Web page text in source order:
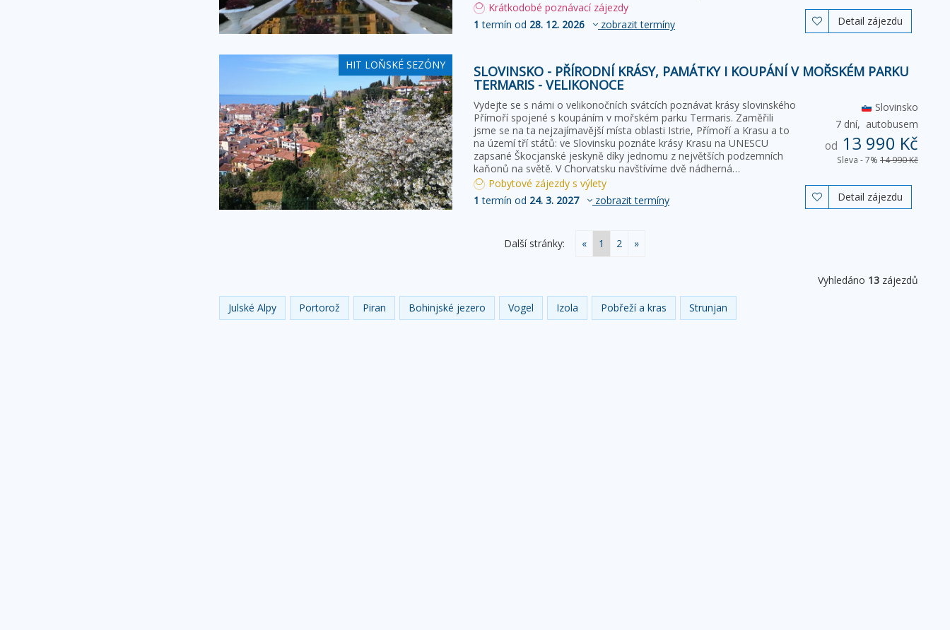
Krátkodobé poznávací zájezdy
1 termín od 28. 12. 2026 zobrazit termíny  Detail zájezdu
HIT LOŇSKÉ SEZÓNY SLOVINSKO - PŘÍRODNÍ KRÁSY, PAMÁTKY I KOUPÁNÍ V MOŘSKÉM PARKU
TERMARIS - VELIKONOCE
Vydejte se s námi o velikonočních svátcích poznávat krásy slovinského
Přímoří spojené s koupáním v mořském parku Termaris. Zaměřili
jsme se na ta nejzajímavější místa oblasti Istrie, Přímoří a Krasu a to
na území tří států: ve Slovinsku poznáte krásy Krasu na UNESCU
zapsané Škocjanské jeskyně díky jednomu z největších podzemních
kaňonů na světě. V Chorvatsku navštívíme dvě nádherná…
Slovinsko
7 dní, autobusem
od 13 990 Kč
Sleva - 7% 14 990 Kč
Pobytové zájezdy s výlety
1 termín od 24. 3. 2027 zobrazit termíny  Detail zájezdu
Další stránky: « 1 2 »
Vyhledáno 13 zájezdů
Julské Alpy Portorož Piran Bohinjské jezero Vogel Izola Pobřeží a kras Strunjan